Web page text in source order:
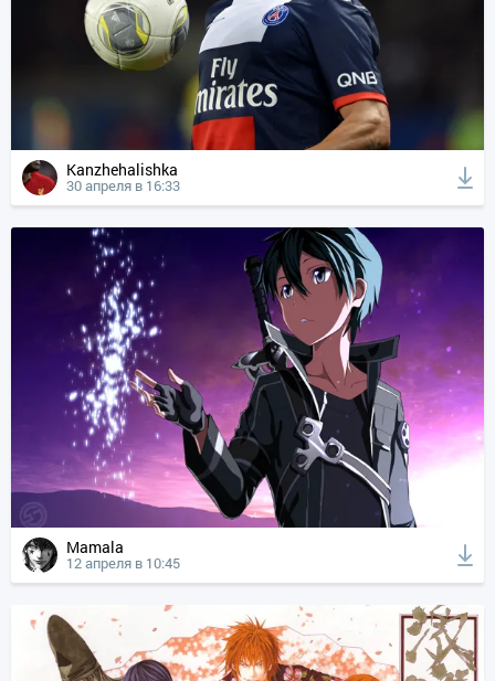
Kanzhehalishka
30 апреля в 16:33
Mamala
12 апреля в 10:45